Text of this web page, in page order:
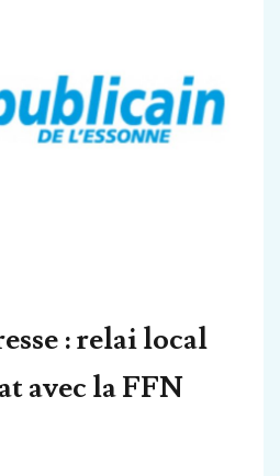
: relai local
avec la FFN